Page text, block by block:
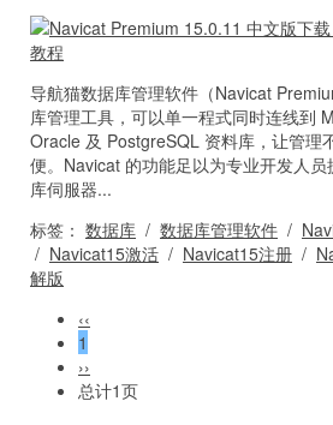
导航猫数据库管理软件（Navicat
库管理工具，可以单一程式同时连线到
Oracle 及 PostgreSQL 资料库，让管理
便。Navicat 的功能足以为专业开发人
库伺服器...
标签： 数据库 / 数据库管理软件 /
/ Navicat15激活 / Navicat15注册 /
解版
‹‹
1
››
总计1页